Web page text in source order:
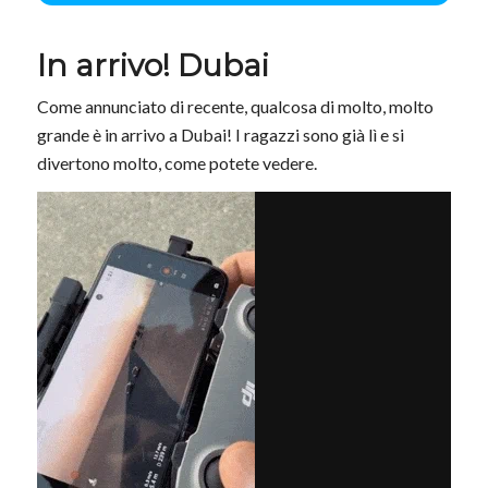
In arrivo! Dubai
Come annunciato di recente, qualcosa di molto, molto
grande è in arrivo a Dubai! I ragazzi sono già lì e si
divertono molto, come potete vedere.